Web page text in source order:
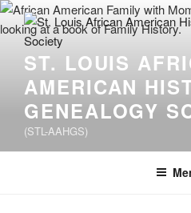
Skip
to
content
ST. LOUIS
AMERICAN
GENEALOGY
(STL-AAHGS)